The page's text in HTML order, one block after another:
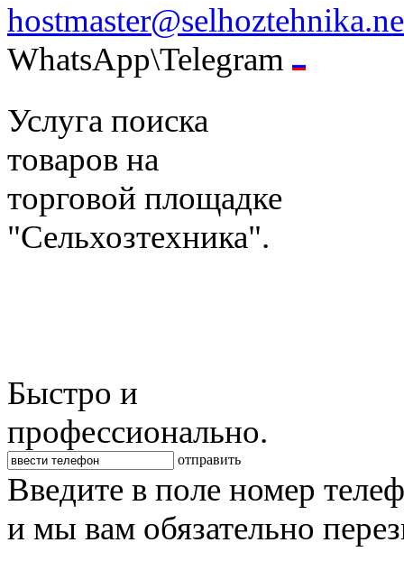
WhatsApp\Telegram
Услуга поиска
товаров на
торговой площадке
"Сельхозтехника".
Быстро и
профессионально.
отправить
Введите в поле номер
и мы вам обязательно